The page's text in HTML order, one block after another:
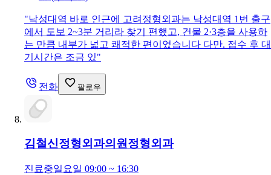
"낙성대역 바로 인근에 고려정형외과는 낙성대역 1번 출구
에서 도보 2~3분 거리라 찾기 편했고, 건물 2·3층을 사용하
는 만큼 내부가 넓고 쾌적한 편이었습니다 다만. 접수 후 대
기시간은 조금 있"
전화 팔로우
김철신정형외과의원정형외과
진료중일요일 09:00 ~ 16:30